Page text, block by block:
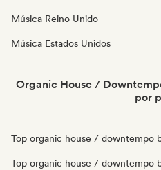
Música Reino Unido
Música Estados Unidos
Organic House /
por
Top organic house / downtempo
Top organic house / downtempo